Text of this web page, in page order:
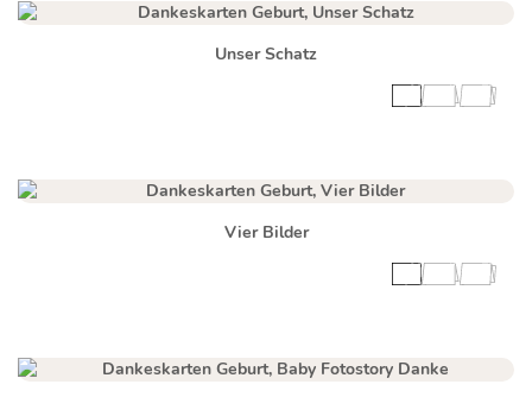
Unser Schatz
Vier Bilder